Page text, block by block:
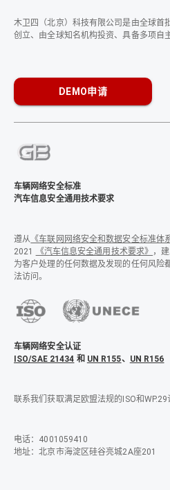
木卫四（北京）科技有限公司是由全球首
创立、由全球知名机构投资、具备多项自
DEMO申请
车辆网络安全标准
汽车信息安全通用技术要求
遵从 《车联网网络安全和数据安全标准体
2021
《汽车信息安全通用技术要求》 ，
为客户处理的任何数据及发现的任何风险
法访问。
车辆网络安全认证
ISO/SAE 21434 和 UN R155、 UN R156
联系我们获取满足欧盟法规的ISO和WP.29
电话：4001059410
地址：北京市海淀区硅谷亮城2A座201